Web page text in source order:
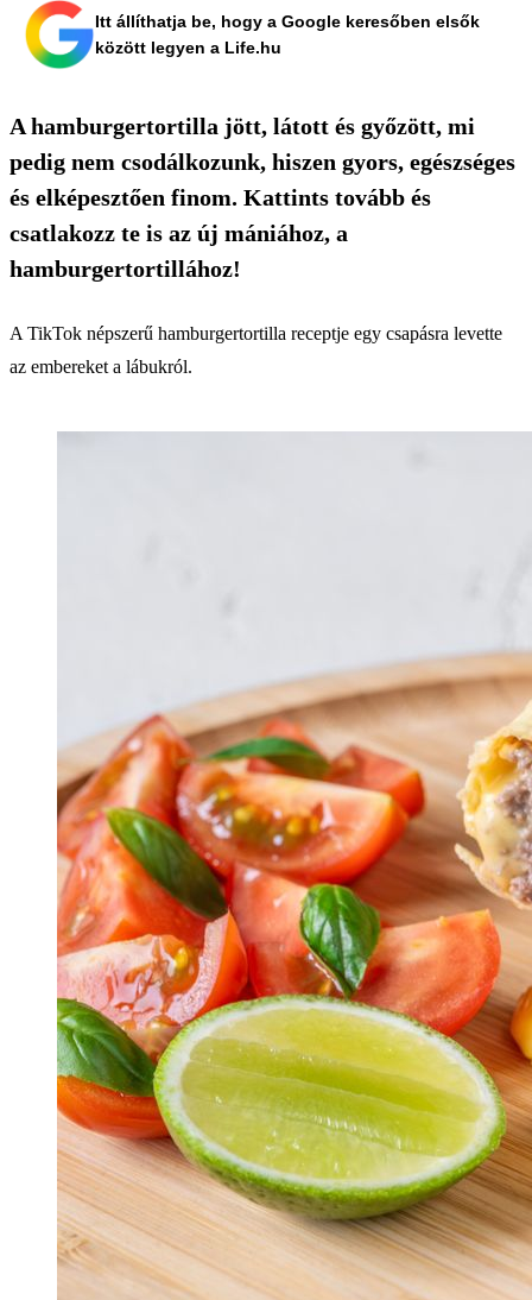
Itt állíthatja be, hogy a Google keresőben elsők
között legyen a Life.hu
A hamburgertortilla jött, látott és győzött, mi
pedig nem csodálkozunk, hiszen gyors, egészséges
és elképesztően finom. Kattints tovább és
csatlakozz te is az új mániához, a
hamburgertortillához!
A TikTok népszerű hamburgertortilla receptje egy csapásra levette
az embereket a lábukról.